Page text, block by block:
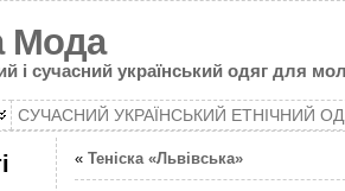
Мода
і сучасний український одяг для
СУЧАСНИЙ УКРАЇНСЬКИЙ ЕТНІЧНИЙ
« Теніска «Львівська»